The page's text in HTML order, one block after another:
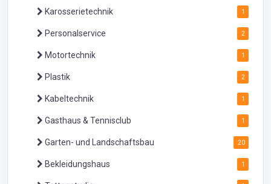
Karosserietechnik 1
Personalservice 2
Motortechnik 1
Plastik 2
Kabeltechnik 1
Gasthaus & Tennisclub 1
Garten- und Landschaftsbau 20
Bekleidungshaus 1